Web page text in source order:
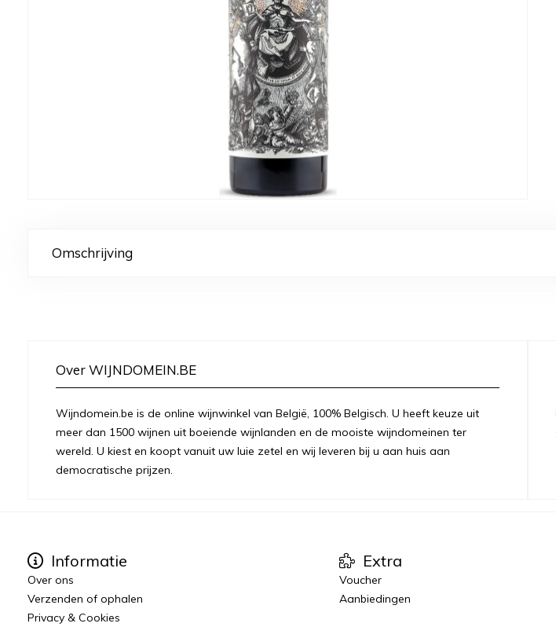
Omschrijving
Over WIJNDOMEIN.BE
Wijndomein.be is de online wijnwinkel van België, 100% Belgisch. U heeft keuze uit
meer dan 1500 wijnen uit boeiende wijnlanden en de mooiste wijndomeinen ter
wereld. U kiest en koopt vanuit uw luie zetel en wij leveren bij u aan huis aan
democratische prijzen.
Informatie
Over ons
Verzenden of ophalen
Privacy & Cookies
Extra
Voucher
Aanbiedingen